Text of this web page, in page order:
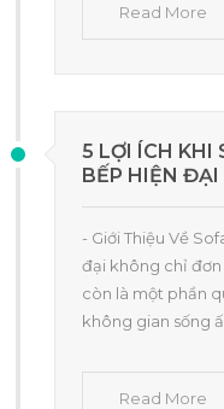
Read More
5 LỢI ÍCH KHI
BẾP HIỆN ĐẠI
- Giới Thiệu Về
đại không chỉ
còn là một phần
không gian sống
Read More